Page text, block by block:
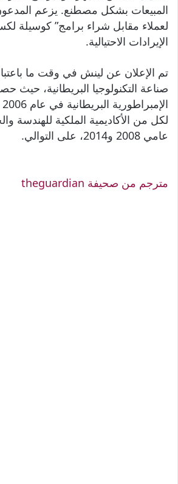
المبيعات بشكل مصطنع. يزعم
لعملاء مقابل شراء برامج” كوسيلة
الإيرادات الاحتيالية.
تم الإعلان عن لينش في وقت ما
صناعة التكنولوجيا البريطانية،
لكل من الأكاديمية الملكية للهندسة
عامي 2008 و2014، على التوالي.
مترجم من صحيفة theguardian